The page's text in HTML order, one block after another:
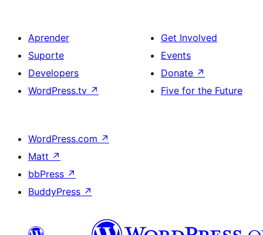
Aprender
Suporte
Developers
WordPress.tv ↗
Get Involved
Events
Donate ↗
Five for the Future
WordPress.com ↗
Matt ↗
bbPress ↗
BuddyPress ↗